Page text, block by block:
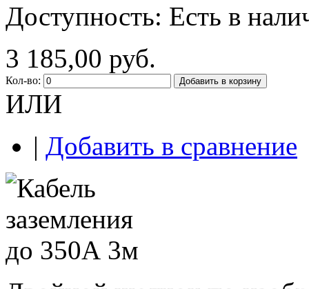
Доступность: Есть в
3 185,00 руб.
Кол-во: Добавить в корзину
ИЛИ
| Добавить в сравнение